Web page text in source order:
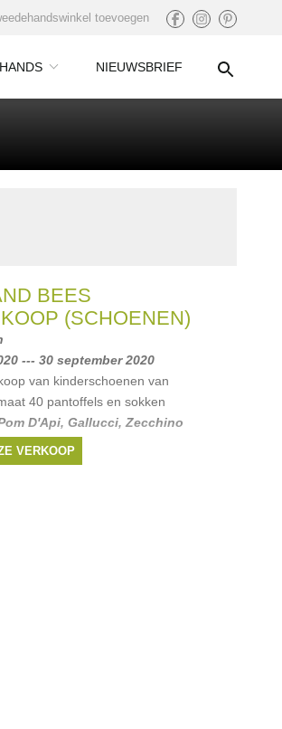
toevoegen
NIEUWSBRIEF
BEES
(SCHOENEN)
--- 30 september 2020
van kinderschoenen van
40 pantoffels en sokken
D'Api, Gallucci, Zecchino
VERKOOP